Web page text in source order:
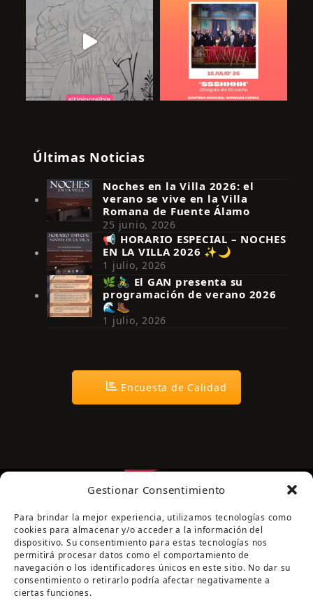
Gestionar Consentimiento
Para brindar la mejor experiencia, utilizamos tecnologías como
cookies para almacenar y/o acceder a la información del
dispositivo. Su consentimiento para estas tecnologías nos
permitirá procesar datos como el comportamiento de
navegación o los identificadores únicos en este sitio. No dar su
consentimiento o retirarlo podría afectar negativamente a
ciertas funciones.
Síguenos en Instagram
Últimas Noticias
Noches en la Villa 2026: el
verano se vive en la Villa
Romana de Fuente Álamo
25 junio, 2026
📢 HORARIO ESPECIAL – NOCHES
EN LA VILLA 2026 ✨🌙
1 julio, 2026
🌿🚴‍♂️ El GAN presenta su
programación de verano 2026
🌊🥾
1 julio, 2026
Encuesta de Calidad
Página cofinanciada por la Diputación de Córdoba